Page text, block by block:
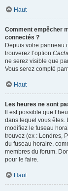
Haut
Comment empêcher
connectés ?
Depuis votre panneau
trouverez l’option
ne serez visible que
Vous serez compté
Haut
Les heures ne sont
Il est possible que
dans lequel vous êtes.
modifiez le fuseau
trouvez (ex : Londres,
du fuseau horaire,
membres du forum.
pour le faire.
Haut